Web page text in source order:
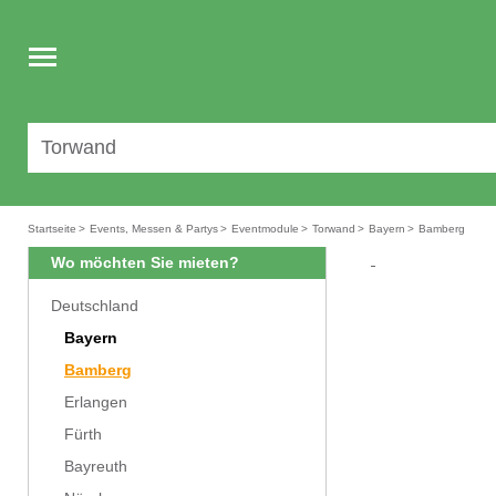
Toggle
navigation
Startseite > Events, Messen & Partys> Eventmodule > Torwand > Bayern > Bamberg
Wo möchten Sie mieten?
Deutschland
Bayern
Bamberg
Erlangen
Fürth
Bayreuth